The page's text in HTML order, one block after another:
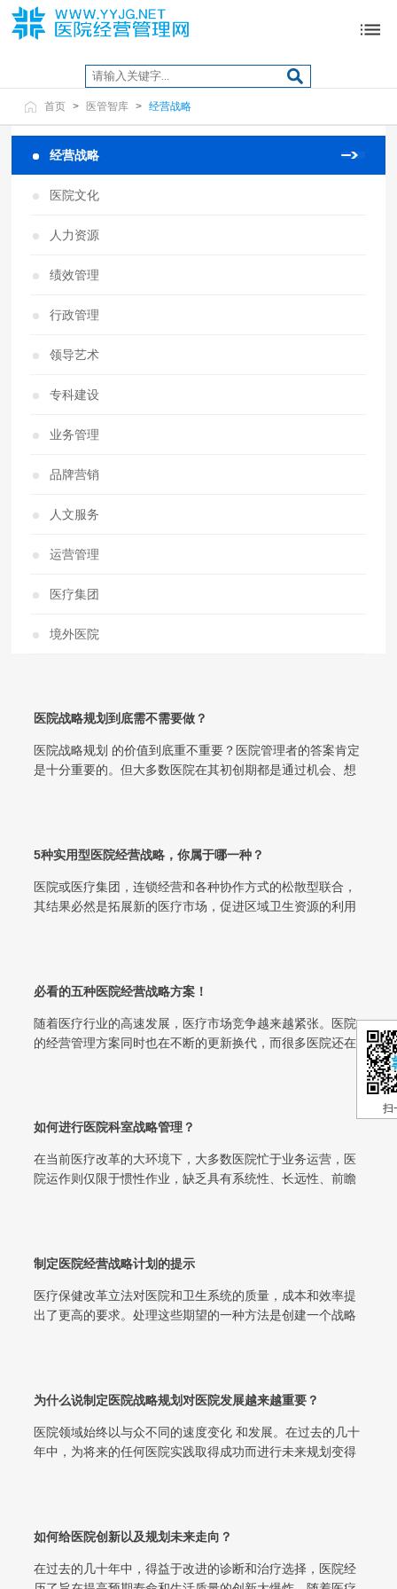
首页 > 医管智库 > 经营战略
经营战略
医院文化
人力资源
绩效管理
行政管理
领导艺术
专科建设
业务管理
品牌营销
人文服务
运营管理
医疗集团
境外医院
医院战略规划到底需不需要做？
医院战略规划 的价值到底重不重要？医院管理者的答案肯定
是十分重要的。但大多数医院在其初创期都是通过机会、想
5种实用型医院经营战略，你属于哪一种？
医院或医疗集团，连锁经营和各种协作方式的松散型联合，
其结果必然是拓展新的医疗市场，促进区域卫生资源的利用
必看的五种医院经营战略方案！
随着医疗行业的高速发展，医疗市场竞争越来越紧张。医院
的经营管理方案同时也在不断的更新换代，而很多医院还在
如何进行医院科室战略管理？
在当前医疗改革的大环境下，大多数医院忙于业务运营，医
院运作则仅限于惯性作业，缺乏具有系统性、长远性、前瞻
制定医院经营战略计划的提示
医疗保健改革立法对医院和卫生系统的质量，成本和效率提
出了更高的要求。处理这些期望的一种方法是创建一个战略
为什么说制定医院战略规划对医院发展越来越重要？
医院领域始终以与众不同的速度变化 和发展。在过去的几十
年中，为将来的任何医院实践取得成功而进行未来规划变得
如何给医院创新以及规划未来走向？
在过去的几十年中，得益于改进的诊断和治疗选择，医院经
扫